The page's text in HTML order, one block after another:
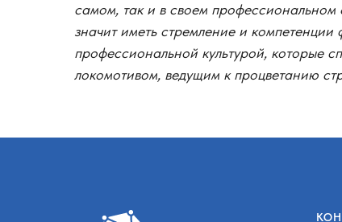
самом, так и в своем
значит иметь стремление и
профессиональной культурой, которые
локомотивом, ведущим к процветанию